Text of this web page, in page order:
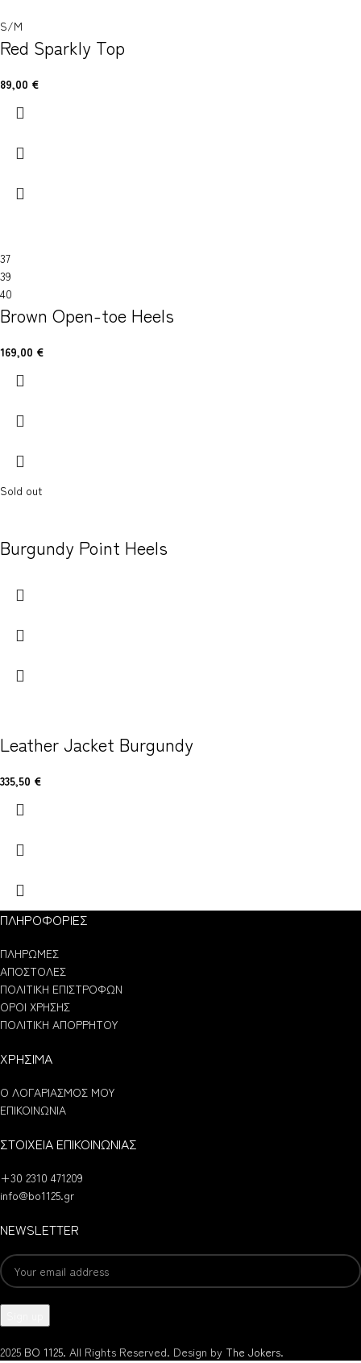
S/M
Red Sparkly Top
89,00 €
37
39
40
Brown Open-toe Heels
169,00 €
Sold out
Burgundy Point Heels
Leather Jacket Burgundy
335,50 €
ΠΛΗΡΟΦΟΡΙΕΣ
ΠΛΗΡΩΜΕΣ
ΑΠΟΣΤΟΛΕΣ
ΠΟΛΙΤΙΚΗ ΕΠΙΣΤΡΟΦΩΝ
ΟΡΟΙ ΧΡΗΣΗΣ
ΠΟΛΙΤΙΚΗ ΑΠΟΡΡΗΤΟΥ
ΧΡΗΣΙΜΑ
Ο ΛΟΓΑΡΙΑΣΜΟΣ ΜΟΥ
ΕΠΙΚΟΙΝΩΝΙΑ
ΣΤΟΙΧΕΙΑ ΕΠΙΚΟΙΝΩΝΙΑΣ
+30 2310 471209
info@bo1125.gr
NEWSLETTER
2025 BO 1125. All Rights Reserved. Design by The Jokers.